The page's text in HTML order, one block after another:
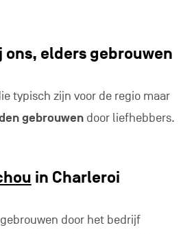
ons, elders gebrouwen
typisch zijn voor de regio maar
gebrouwendoor liefhebbers.
in Charleroi
gebrouwen door het bedrijf